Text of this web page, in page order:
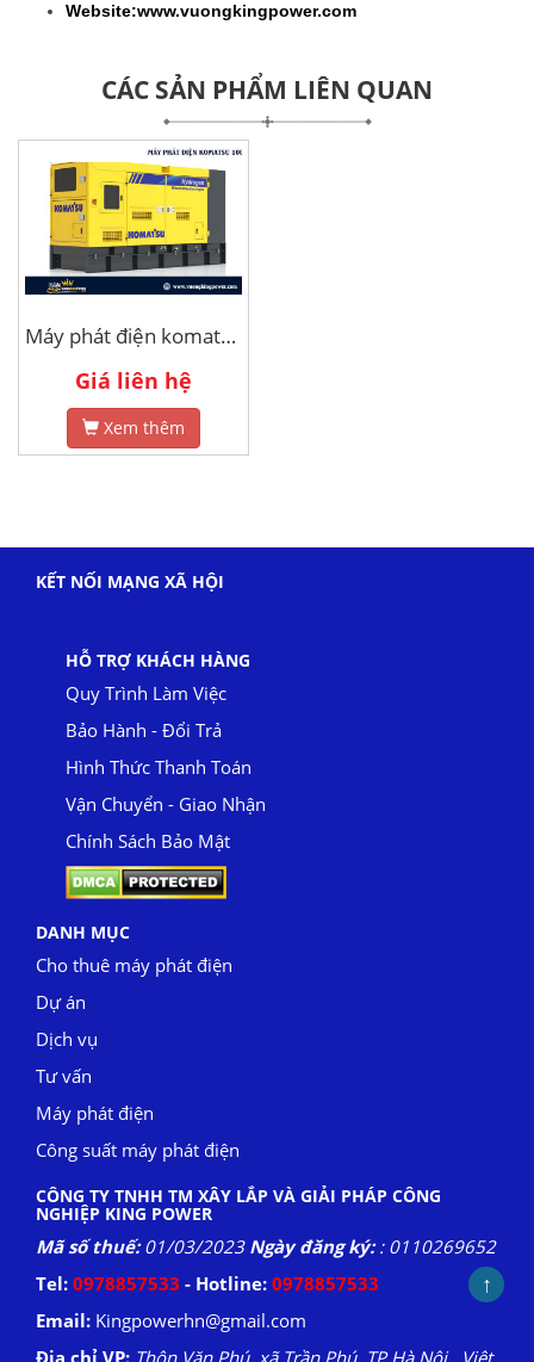
Website:www.vuongkingpower.com
CÁC SẢN PHẨM LIÊN QUAN
Máy phát điện komatsu 100kva
Giá liên hệ
Xem thêm
KẾT NỐI MẠNG XÃ HỘI
HỖ TRỢ KHÁCH HÀNG
Quy Trình Làm Việc
Bảo Hành - Đổi Trả
Hình Thức Thanh Toán
Vận Chuyển - Giao Nhận
Chính Sách Bảo Mật
DANH MỤC
Cho thuê máy phát điện
Dự án
Dịch vụ
Tư vấn
Máy phát điện
Công suất máy phát điện
CÔNG TY TNHH TM XÂY LẮP VÀ GIẢI PHÁP CÔNG
NGHIỆP KING POWER
Mã số thuế:01/03/2023Ngày đăng ký:: 0110269652
Tel: 0978857533 - Hotline: 0978857533
Email: Kingpowerhn@gmail.com
Địa chỉ VP: Thôn Văn Phú, xã Trần Phú, TP.Hà Nội , Việt
↑